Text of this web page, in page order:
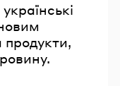
продукти,
пароль?